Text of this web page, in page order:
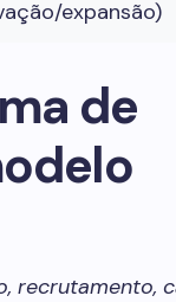
expansão)
de
recrutamento,